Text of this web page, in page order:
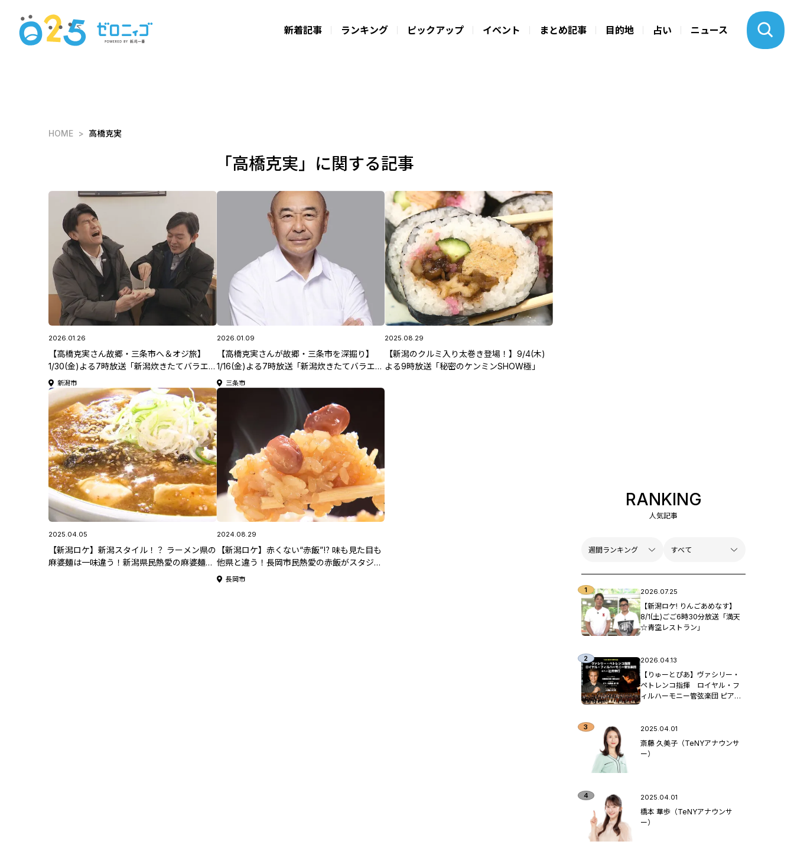
新着記事 ランキング ピックアップ イベント まとめ記事 目的地 占い ニュース
HOME 高橋克実
「高橋克実」に関する記事
2026.01.26
【高橋克実さん故郷・三条市へ＆オジ旅】
1/30(金)よる7時放送「新潟炊きたてバラエ
ティー おにぎりハウス」
新潟市
2026.01.09
【高橋克実さんが故郷・三条市を深掘り】
1/16(金)よる7時放送「新潟炊きたてバラエテ
ィー おにぎりハウス」
三条市
2025.08.29
【新潟のクルミ入り太巻き登場！】9/4(木)
よる9時放送「秘密のケンミンSHOW極」
2025.04.05
【新潟ロケ】新潟スタイル！？ ラーメン県の
麻婆麺は一味違う！新潟県民熱愛の麻婆麺が
2024.08.29
【新潟ロケ】赤くない“赤飯”⁉ 味も見た目も
他県と違う！長岡市民熱愛の赤飯がスタジオ
に登場！『秘密のケンミンSHOW極』9月5
長岡市
RANKING
人気記事
2026.07.25
【新潟ロケ! りんごあめなす】
8/1(土)ごご6時30分放送「満天
☆青空レストラン」
2026.04.13
【りゅーとぴあ】ヴァシリー・
ペトレンコ指揮 ロイヤル・フ
ィルハーモニー管弦楽団 ピア
2025.04.01
斎藤 久美子（TeNYアナウンサ
ー）
2025.04.01
橋本 華歩（TeNYアナウンサ
ー）